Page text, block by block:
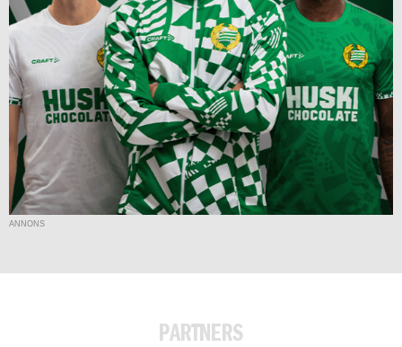
ANNONS
PARTNERS